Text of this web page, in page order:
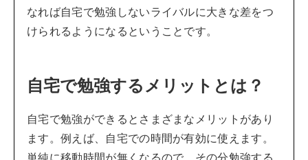
なれば自宅で勉強しないライバルに大きな差をつ
けられるようになるということです。
自宅で勉強するメリットとは？
自宅で勉強ができるとさまざまなメリットがあり
ます。例えば、自宅での時間が有効に使えます。
単純に移動時間が無くなるので、その分勉強する